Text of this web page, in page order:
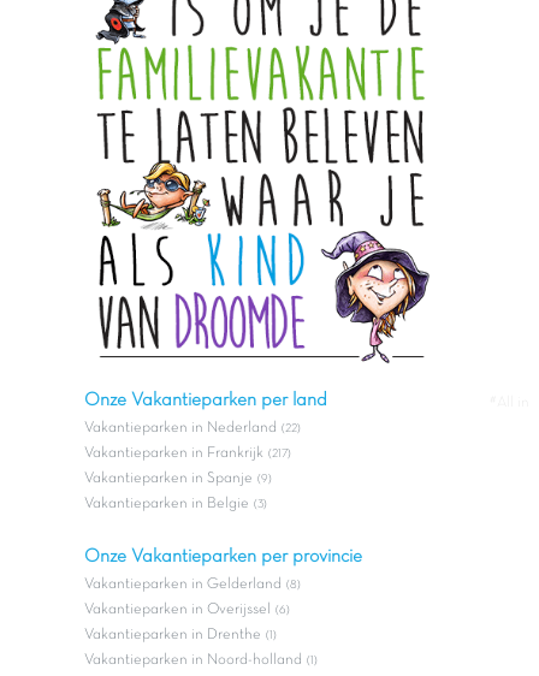
Onze Vakantieparken per land
Vakantieparken in Nederland (22)
Vakantieparken in Frankrijk (217)
Vakantieparken in Spanje (9)
Vakantieparken in Belgie (3)
Onze Vakantieparken per provincie
Vakantieparken in Gelderland (8)
Vakantieparken in Overijssel (6)
Vakantieparken in Drenthe (1)
Vakantieparken in Noord-holland (1)